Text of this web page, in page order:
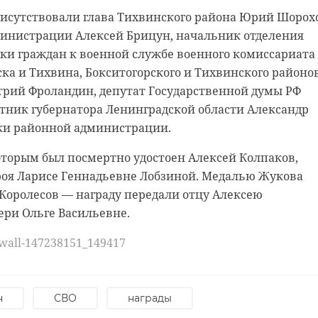
глава Тихвинского района Юрий
Алексей Брицун, начальник отделения
граждан к военной службе военного комиссариата
и Тихвина, Бокситогорского и Тихвинского
Фроландин, депутат Государственной думы РФ
губернатора Ленинградской области Александр
районной администрации.
был посмертно удостоен Алексей Колпаков,
Ларисе Геннадьевне Лобзиной. Медалью Жукова
— награду передали отцу Алексею
Ольге Васильевне.
147238151_149417
СВО награды
пожарной машины, подержали в руках
в цистерну. Кульминацией встречи стало
дети смогли увидеть, как огнеборцы мощными
22 мая, в администрации Всеволожского района,
лицах малышей стали лучшей благодарностью для
Ценой собственных жизней они
по численности.
были найдены местными жителями в поле в
Они сообщили об этом в местную
обратилась за помощью к поисковому отряду
останки двух бойцов в окрестностях Грибного, -
22 мая, в администрации Выборгского района. По
амуниции удалось установить, что все
летом 1941 года.
церемонии приняли участие участие
правительства и местной администрации,
память павших минутой молчания, а затем